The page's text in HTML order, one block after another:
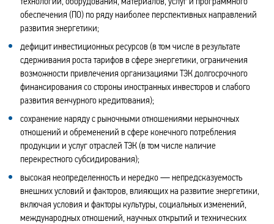
обеспечения (ПО) по ряду наиболее перспективных направлений
развития энергетики;
дефицит инвестиционных ресурсов (в том числе в результате
сдерживания роста тарифов в сфере энергетики, ограничения
возможности привлечения организациями ТЭК долгосрочного
финансирования со стороны иностранных инвесторов и слабого
развития венчурного кредитования);
сохранение наряду с рыночными отношениями нерыночных
отношений и обременений в сфере конечного потребления
продукции и услуг отраслей ТЭК (в том числе наличие
перекрестного субсидирования);
высокая неопределенность и нередко — непредсказуемость
внешних условий и факторов, влияющих на развитие энергетики,
включая условия и факторы культуры, социальных изменений,
международных отношений, научных открытий и технических